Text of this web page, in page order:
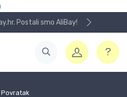
Postali smo AliBay!
Povratak